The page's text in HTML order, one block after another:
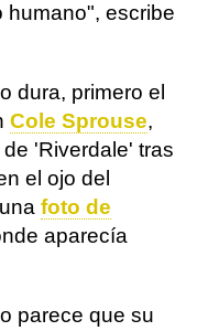
humano", escribe
dura, primero el
Cole Sprouse,
'Riverdale' tras
el ojo del
foto de
aparecía
parece que su